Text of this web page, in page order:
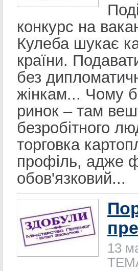
конкурс на
Кулеба шукає
країни.
без
жінкам... Чому
ринок – там
безробітного
торговка
профіль, адже
обов'язковий...
13